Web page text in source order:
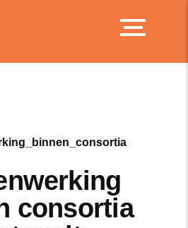
consortia